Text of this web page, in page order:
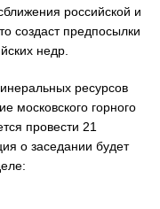
российской и
создаст предпосылки
недр.
ресурсов
московского горного
провести 21
о заседании будет